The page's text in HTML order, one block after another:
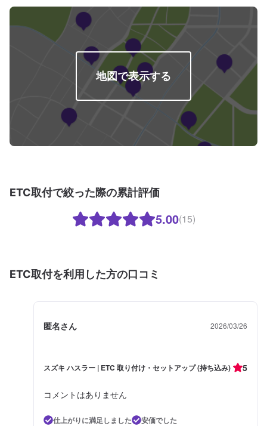
地図で表示する
ETC取付で絞った際の累計評価
5.00(15)
ETC取付を利用した方の口コミ
匿名さん 2026/03/26
スズキ ハスラー | ETC 取り付け・セットアップ (持ち込み) 5
コメントはありません
仕上がりに満足しました
安価でした